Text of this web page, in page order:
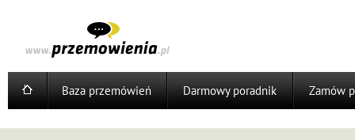
Baza przemówień Darmowy poradnik Zamów